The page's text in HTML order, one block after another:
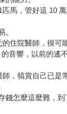
馬，管好這 10
。
住院醫師，很可
音響，以前的遙
，犒賞自己已是
錢怎麼這麼難，